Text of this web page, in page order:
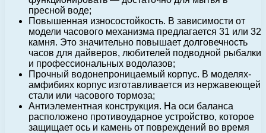
пресной воде;
Повышенная износостойкость. В зависимости от
модели часового механизма предлагается 31 или 32
камня. Это значительно повышает долговечность
часов для дайверов, любителей подводной рыбалки
и профессиональных водолазов;
Прочный водонепроницаемый корпус. В моделях-
амфибиях корпус изготавливается из нержавеющей
стали или часового тормоза;
Антиэлементная конструкция. На оси баланса
расположено противоударное устройство, которое
защищает ось и камень от повреждений во время